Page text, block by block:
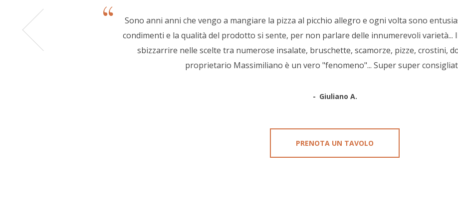
Sono anni anni che vengo a mangiare la pizza al picchio allegro e ogni volta sono
condimenti e la qualità del prodotto si sente, per non parlare delle innumerevoli varietà...
sbizzarrire nelle scelte tra numerose insalate, bruschette, scamorze, pizze, crostini,
proprietario Massimiliano è un vero "fenomeno"... Super super
Giuliano A.
PRENOTA UN TAVOLO